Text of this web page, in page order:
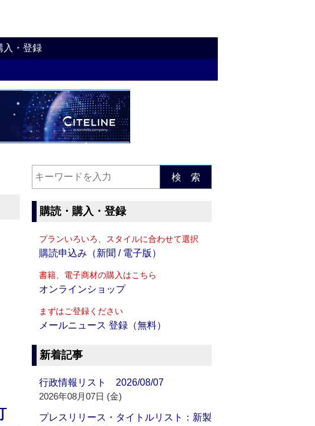
入・登録
検 索
購読・購入・登録
プランいろいろ、スタイルに合わせて選択
購読申込み（新聞 / 電子版）
書籍、電子商材の購入はこちら
オンラインショップ
まずはご登録ください
メールニュース 登録（無料）
新着記事
行政情報リスト 2026/08/07
2026年08月07日 (金)
プレスリリース・タイトルリスト：新製